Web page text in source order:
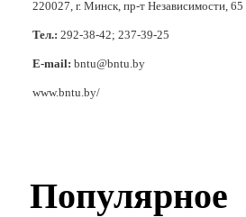
220027, г. Минск, пр-т Независимости, 65
Тел.: 292-38-42; 237-39-25
E-mail: bntu@bntu.by
www.bntu.by/
Популярное